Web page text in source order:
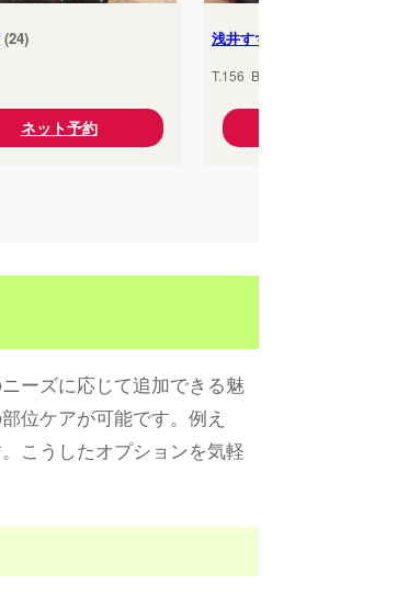
(24)
ネット予約
浅井すず
T.156 B.85(
ーズに応じて追加できる魅
位ケアが可能です。例え
こうしたオプションを気軽